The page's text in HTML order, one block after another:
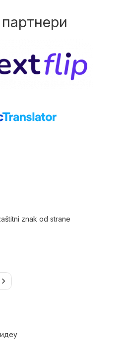
znak od strane